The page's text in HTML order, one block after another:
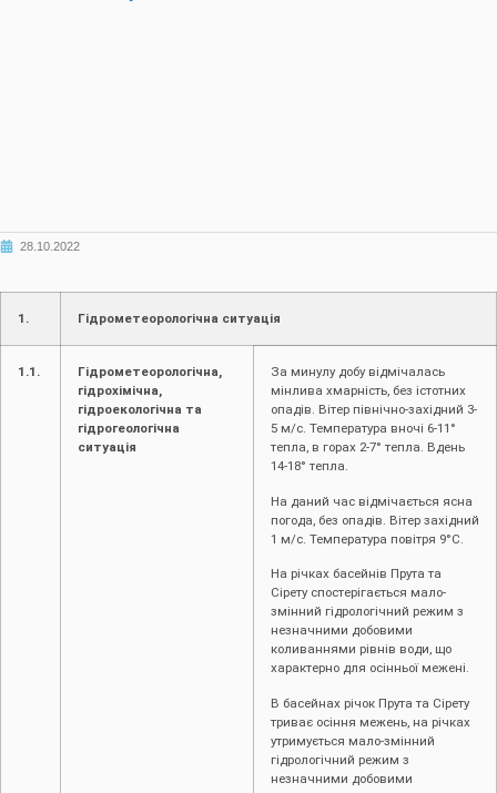
28.10.2022
1. Гідрометеорологічна ситуація
1.1.
Гідрометеорологічна,
гідрохімічна,
гідроекологічна та
гідрогеологічна
ситуація
За минулу добу відмічалась
мінлива хмарність, без істотних
опадів. Вітер північно-західний 3-
5 м/с. Температура вночі 6-11°
тепла, в горах 2-7° тепла. Вдень
14-18° тепла.
На даний час відмічається ясна
погода, без опадів. Вітер західний
1 м/с. Температура повітря 9°С.
На річках басейнів Прута та
Сірету спостерігається мало-
змінний гідрологічний режим з
незначними добовими
коливаннями рівнів води, що
характерно для осінньої межені.
В басейнах річок Прута та Сірету
триває осіння межень, на річках
утримується мало-змінний
гідрологічний режим з
незначними добовими